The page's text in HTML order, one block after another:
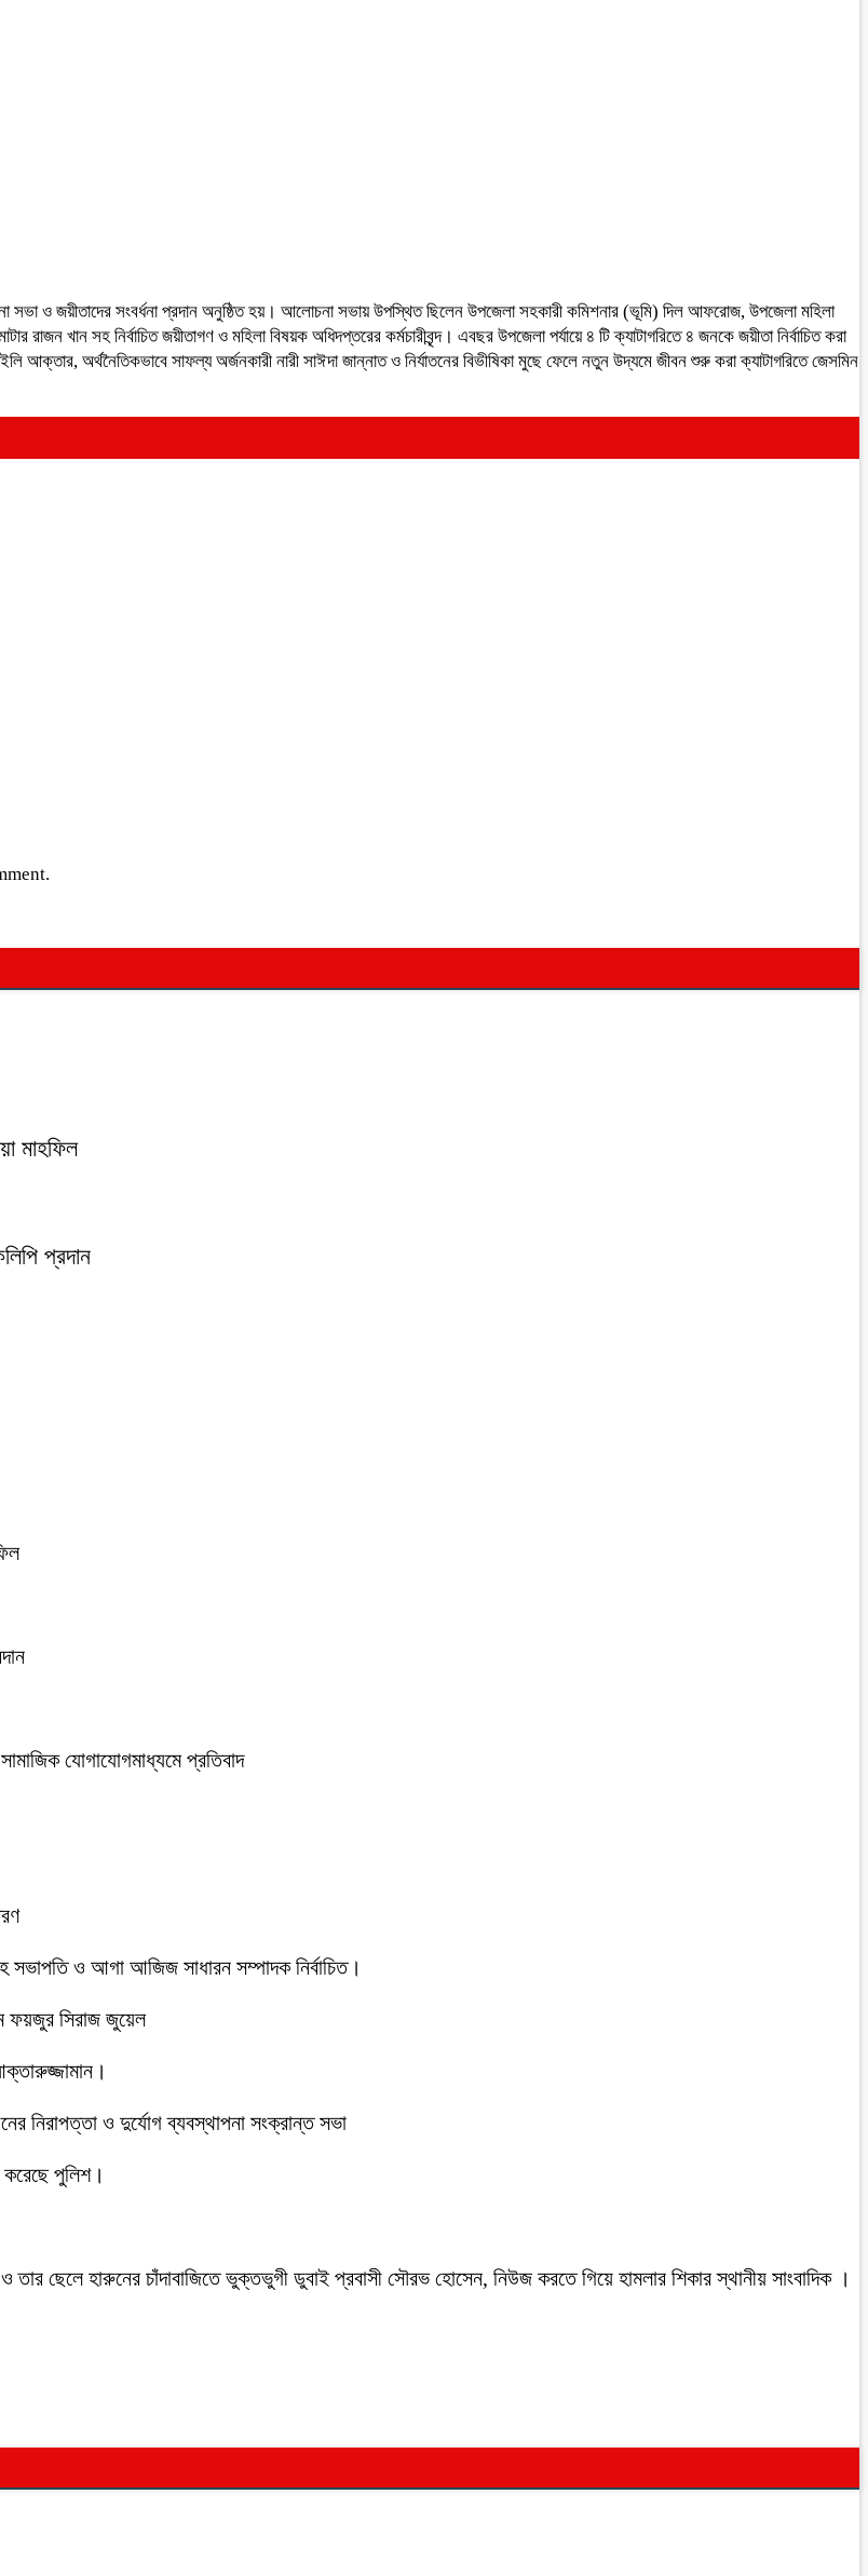
ও জয়ীতাদের সংবর্ধনা প্রদান অনুষ্ঠিত হয়। আলোচনা সভায় উপস্থিত ছিলেন উপজেলা সহকারী কমিশনার (ভূমি) দিল আফরোজ, উপজেলা মহিলা
রাজন খান সহ নির্বাচিত জয়ীতাগণ ও মহিলা বিষয়ক অধিদপ্তরের কর্মচারীবৃন্দ। এবছর উপজেলা পর্যায়ে ৪ টি ক্যাটাগরিতে ৪ জনকে জয়ীতা নির্বাচিত করা
আক্তার, অর্থনৈতিকভাবে সাফল্য অর্জনকারী নারী সাঈদা জান্নাত ও নির্যাতনের বিভীষিকা মুছে ফেলে নতুন উদ্যমে জীবন শুরু করা ক্যাটাগরিতে জেসমিন
মাহফিল
প্রদান
যোগাযোগমাধ্যমে প্রতিবাদ
সভাপতি ও আগা আজিজ সাধারন সম্পাদক নির্বাচিত।
ফয়জুর সিরাজ জুয়েল
নিরাপত্তা ও দুর্যোগ ব্যবস্থাপনা সংক্রান্ত সভা
পুলিশ।
ও তার ছেলে হারুনের চাঁদাবাজিতে ভুক্তভুগী ডুবাই প্রবাসী সৌরভ হোসেন, নিউজ করতে গিয়ে হামলার শিকার স্থানীয় সাংবাদিক ।